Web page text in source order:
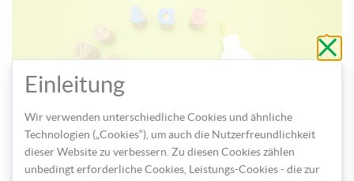
Platziere danach die Buchstaben A–F jeweils mittig auf einem
ohne
zu
Einleitung
Wir verwenden unterschiedliche Cookies und ähnliche
Technologien („Cookies“), um auch die Nutzerfreundlichkeit
dieser Website zu verbessern. Zu diesen Cookies zählen
unbedingt erforderliche Cookies, Leistungs-Cookies - die zur